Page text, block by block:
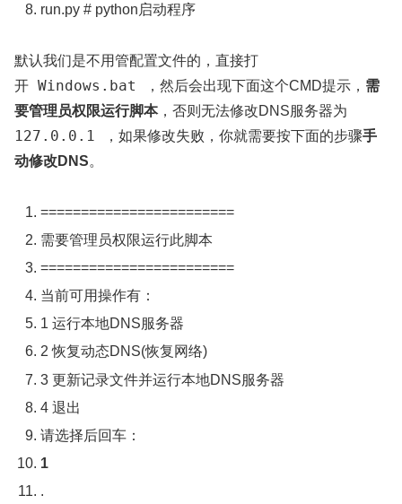
run.py# python启动程序
默认我们是不用管配置文件的，直接打
开 Windows.bat ，然后会出现下面这个CMD提示， 需
要管理员权限运行脚本，否则无法修改DNS服务器为
127.0.0.1 ，如果修改失败，你就需要按下面的步骤手
动修改DNS。
========================
需要管理员权限运行此脚本
========================
当前可用操作有：
1 运行本地DNS服务器
2 恢复动态DNS(恢复网络)
3 更新记录文件并运行本地DNS服务器
4 退出
请选择后回车：
1
.